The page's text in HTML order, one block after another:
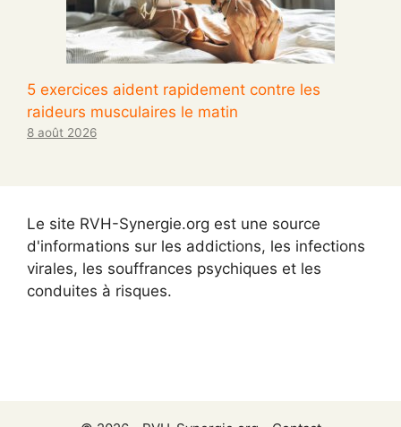
5 exercices aident rapidement contre les
raideurs musculaires le matin
8 août 2026
Le site RVH-Synergie.org est une source
d'informations sur les addictions, les infections
virales, les souffrances psychiques et les
conduites à risques.